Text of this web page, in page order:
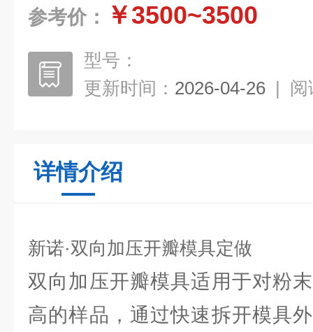
参考价： ￥3500~3500
型号：
更新时间： 2026-04-26 | 阅
详情介绍
新诺·双向加压开瓣模具定做
双向加压开瓣模具适用于对粉
高的样品，通过快速拆开模具